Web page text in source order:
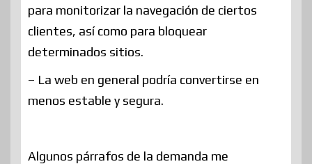
para monitorizar la navegación de ciertos
clientes, así como para bloquear
determinados sitios.
– La web en general podría convertirse en
menos estable y segura.
Algunos párrafos de la demanda me